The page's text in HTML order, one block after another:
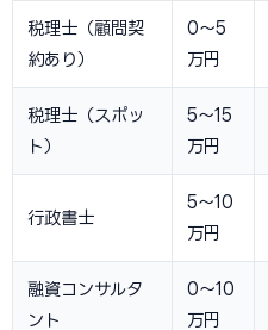
税理士（顧問契
約あり）
0〜5
万円
税理士（スポッ
ト）
5〜15
万円
行政書士
5〜10
万円
融資コンサルタ
ント
0〜10
万円